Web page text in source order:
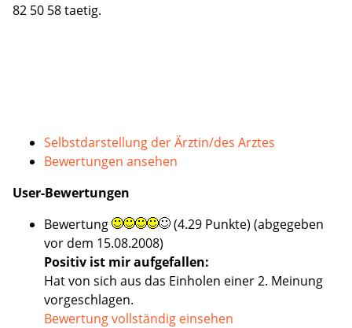
82 50 58 taetig.
Selbstdarstellung der Ärztin/des Arztes
Bewertungen ansehen
User-Bewertungen
Bewertung
(4.29 Punkte) (abgegeben
vor dem 15.08.2008)
Positiv ist mir aufgefallen:
Hat von sich aus das Einholen einer 2. Meinung
vorgeschlagen.
Bewertung vollständig einsehen